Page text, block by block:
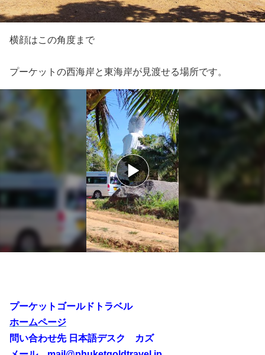
横顔はこの角度まで
プーケットの西海岸と東海岸が見渡せる場所です。
プーケットゴールドトラベル
ホームページ
問い合わせ先 日本語デスク カズ